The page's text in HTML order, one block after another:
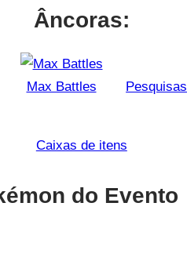
Âncoras:
Max Battles Pesquisas
Caixas de itens
do Evento